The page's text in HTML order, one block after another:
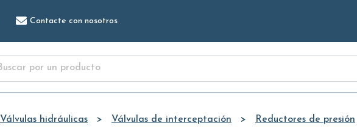
Contacte con nosotros
Válvulas hidráulicas Válvulas de interceptación Reductores de presión